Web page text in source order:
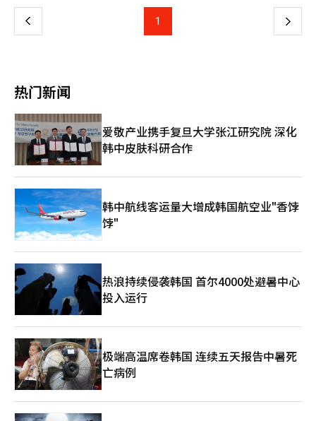
胀压力，并制定扩大税基等长期财政负担减轻的措施”，同时强
调“社会整体的结构改革，如能源供应链的多样化也是必要的”。
※ 本报道经人工智能（AI）系统翻译与编辑。
宽松。 IMF正在讨论因中东战争导致的能源和原材料成本增加对成
员国的支持方案。科贾克没有具体提到国家，但表示多个国家已请
求政策建议和支持。 IMF总裁克里斯塔利娜·乔治娃将在下周于巴
（AI）系统翻译与编辑。
达到5.6101万美元，双方差距扩大至1万美元以上。 国际排名方
面，韩国预计将从今年的全球第40位下滑至2031年的第41位，台
万美元，仍比韩国低约3000美元。日本全球排名预计今年及2031
来实现飞跃式增长。根据国际金融中心消息，截至上月底，8家主
要国际投行对台湾地区今年经济增长率给出的平均预测值为
7.1%，较2月底的6.2%进一步上调。 其中，美国银行（BOA）与
野村证券均预测增长8%，摩根大通虽将预测从8.6%下调至
8.2%，但仍居最高水平。同时台湾地区今年通胀率预测均值仅
1.9%，低于通常2%的目标水平，显示经济增长与物价保持相对平
衡。 相比之下，国际投行对韩国今年通胀率预测平均为2.4%，高
于经济增长率（2.1%）。 IMF估算显示，按购买力平价（PPP）计
算，今年台湾地区人均GDP高达9.8051万美元，远高于韩国的
6.8624万美元和日本的5.9207万美元，主要由于台湾地区物价水平
相对低廉。 预计台湾地区以PPP计算的人均GDP将在明年突破10
万美元，2029年突破11万美元，2031年达到12万美元。 野村证券
经济学家朴正宇（音）表示，台湾快速增长的主要原因在于科技企
业占比较高，在人工智能（AI）产业周期中获得巨大杠杆效应，呈
现出口与投资双引擎增长格局，但内需疲弱、贫富差距扩大仍是面
若在AI时代仍仅依赖存储芯片出口，韩国存在沦为台湾产业链下游
代工附属的风险。韩国应积极发展科技金融投资体系，培育专注风
险资本的金融中介机构，通过规模化融资支持创新产业成长。
的预测高于经合组织（OECD）上月公布的1.7%，但低于韩国政府
和韩国银行此前给出的2%。对此，韩国政府表示，在全球经济增
提假设是，中东冲突将在持续数周后逐步缓和，能源生产和出口自
今年年中起恢复正常。 在全球通胀方面，IMF将今年全球通胀率预
测上调0.6个百分点至4.4%，主要反映能源和食品价格上涨的压
力。IMF同时预计，韩国今年通胀率将达2.5%，较去年11月预测值
上调0.7个百分点。
上 1 下
热门新闻
爱敬产业携手复旦大学张江研究院 深化
韩中皮肤科研合作
韩中航线客运量大增成韩国航空业"香饽
饽"
热浪持续侵袭韩国 首尔4000处避暑中心
投入运行
极端高温席卷韩国 连续五天报告中暑死
亡病例